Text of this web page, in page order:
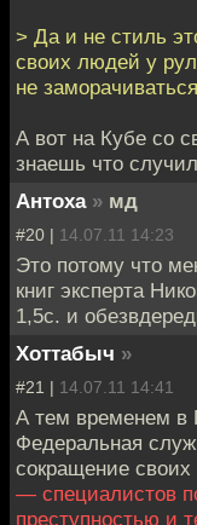
> Да и не стиль
своих людей у
не
А вот на Кубе со
знаешь что
Антоха » мд
#20 | 14.07.11 14:23
Это потому что
книг эксперта
1,5с. и
Хоттабыч »
#21 | 14.07.11 14:41
А тем временем
Федеральная
сокращение своих
— специалистов
преступностью и